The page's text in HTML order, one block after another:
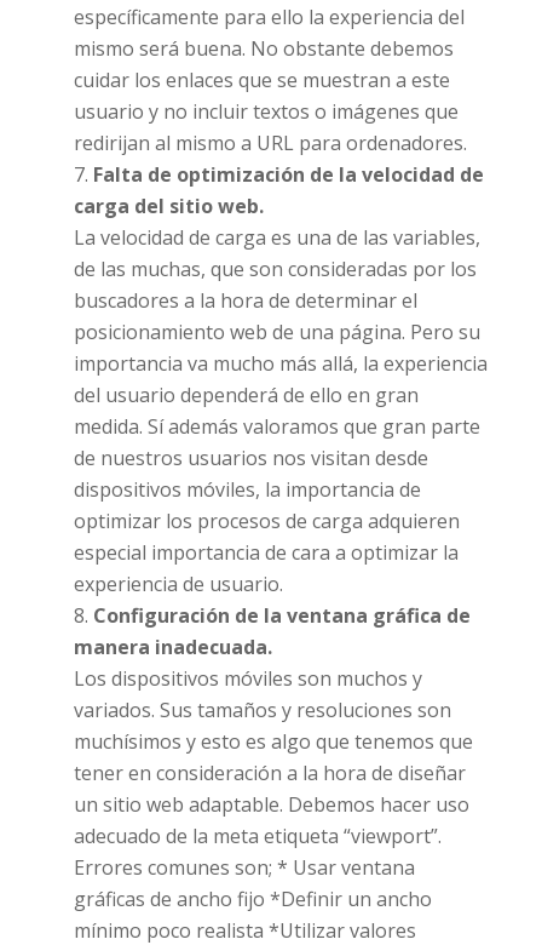
específicamente para ello la experiencia del
mismo será buena. No obstante debemos
cuidar los enlaces que se muestran a este
usuario y no incluir textos o imágenes que
redirijan al mismo a URL para ordenadores.
Falta de optimización de la velocidad de
carga del sitio web.
La velocidad de carga es una de las variables,
de las muchas, que son consideradas por los
buscadores a la hora de determinar el
posicionamiento web de una página. Pero su
importancia va mucho más allá, la experiencia
del usuario dependerá de ello en gran
medida. Sí además valoramos que gran parte
de nuestros usuarios nos visitan desde
dispositivos móviles, la importancia de
optimizar los procesos de carga adquieren
especial importancia de cara a optimizar la
experiencia de usuario.
Configuración de la ventana gráfica de
manera inadecuada.
Los dispositivos móviles son muchos y
variados. Sus tamaños y resoluciones son
muchísimos y esto es algo que tenemos que
tener en consideración a la hora de diseñar
un sitio web adaptable. Debemos hacer uso
adecuado de la meta etiqueta “viewport”.
Errores comunes son; * Usar ventana
gráficas de ancho fijo *Definir un ancho
mínimo poco realista *Utilizar valores